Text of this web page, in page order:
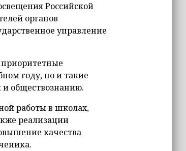
Российской
органов
управление
году, но и такие
обществознанию.
работы в школах,
реализации
качества